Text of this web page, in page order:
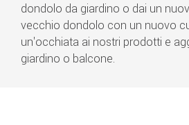
dondolo da giardino o dai un
vecchio dondolo con un nuovo
un'occhiata ai nostri prodotti e
giardino o balcone.